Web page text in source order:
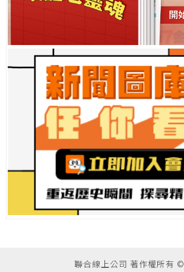
聯合線上公司 著作權所有